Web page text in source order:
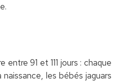
91 et 111 jours : chaque
les bébés jaguars